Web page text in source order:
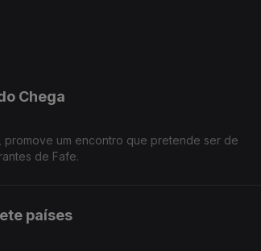
Chega
promove um encontro que pretende ser de
de Fafe.
países